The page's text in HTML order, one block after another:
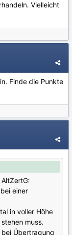
Vielleicht
Finde die Punkte
einer
in voller Höhe
muss.
Übertragung